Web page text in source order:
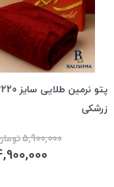
زرشکی
5,900,000